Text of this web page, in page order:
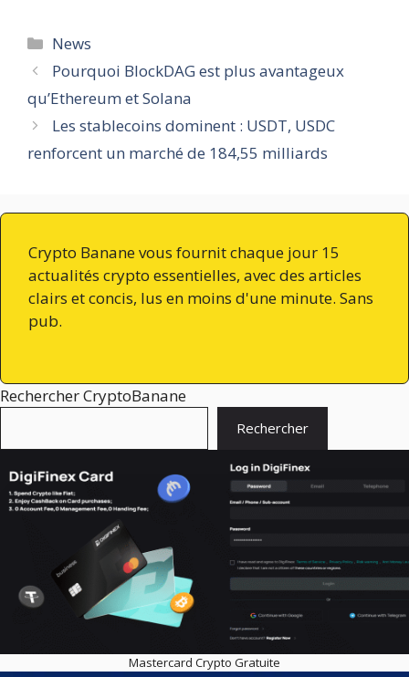
Catégories
News
Pourquoi BlockDAG est plus avantageux
qu’Ethereum et Solana
Les stablecoins dominent : USDT, USDC
renforcent un marché de 184,55 milliards
Crypto Banane vous fournit chaque jour 15
actualités crypto essentielles, avec des articles
clairs et concis, lus en moins d'une minute. Sans
pub.
Rechercher CryptoBanane
Rechercher
Mastercard Crypto Gratuite